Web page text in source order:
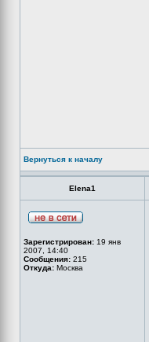
Вернуться к началу
Elena1
Зарегистрирован: 19 янв
2007, 14:40
Сообщения: 215
Откуда: Москва